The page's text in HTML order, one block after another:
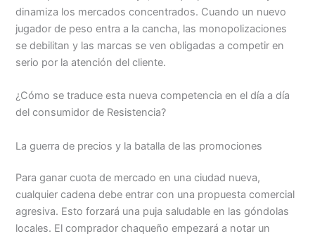
dinamiza los mercados concentrados. Cuando un nuevo
jugador de peso entra a la cancha, las monopolizaciones
se debilitan y las marcas se ven obligadas a competir en
serio por la atención del cliente.
¿Cómo se traduce esta nueva competencia en el día a día
del consumidor de Resistencia?
La guerra de precios y la batalla de las promociones
Para ganar cuota de mercado en una ciudad nueva,
cualquier cadena debe entrar con una propuesta comercial
agresiva. Esto forzará una puja saludable en las góndolas
locales. El comprador chaqueño empezará a notar un